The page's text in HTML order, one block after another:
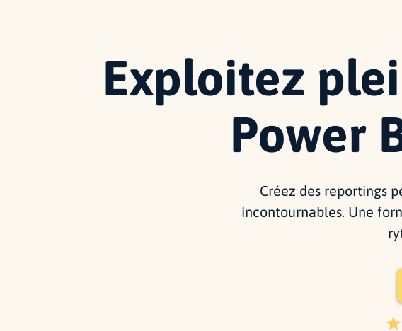
Exploitez
Power
Créez des reportings
incontournables. Une